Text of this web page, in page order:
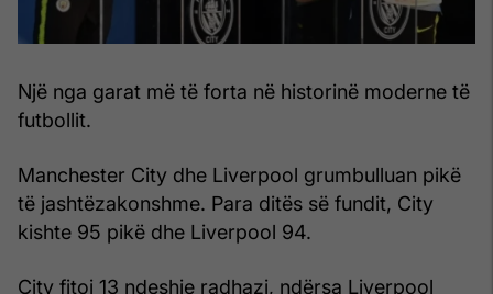
Një nga garat më të forta në historinë moderne të
futbollit.
Manchester City dhe Liverpool grumbulluan pikë
të jashtëzakonshme. Para ditës së fundit, City
kishte 95 pikë dhe Liverpool 94.
City fitoi 13 ndeshje radhazi, ndërsa Liverpool